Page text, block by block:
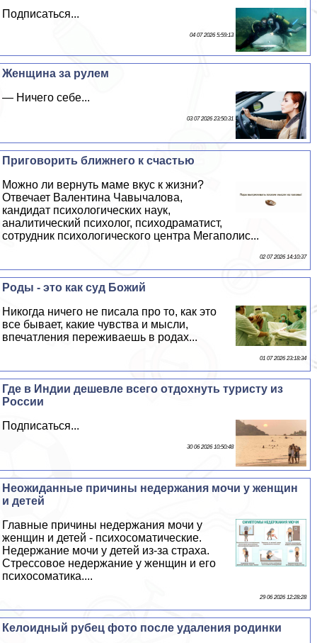
Подписаться...
04 07 2026 5:59:13
Женщина за рулем
— Ничего себе...
03 07 2026 23:50:31
Приговорить ближнего к счастью
Можно ли вернуть маме вкус к жизни?
Отвечает Валентина Чавычалова,
кандидат психологических наук,
аналитический психолог, психодраматист,
сотрудник психологического центра Мегаполис...
02 07 2026 14:10:37
Роды - это как суд Божий
Никогда ничего не писала про то, как это
все бывает, какие чувства и мысли,
впечатления переживаешь в родах...
01 07 2026 23:18:34
Где в Индии дешевле всего отдохнуть туристу из
России
Подписаться...
30 06 2026 10:50:48
Неожиданные причины недержания мочи у женщин
и детей
Главные причины недержания мочи у
женщин и детей - психосоматические.
Недержание мочи у детей из-за стpaxa.
Стрессовое недержание у женщин и его
психосоматика....
29 06 2026 12:28:28
Келоидный рубец фото после удаления родинки